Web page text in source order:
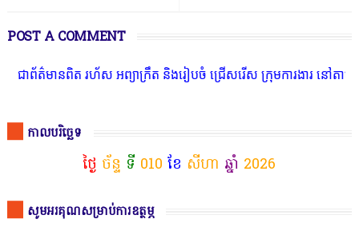
POST A COMMENT
អព្យាក្រឹត និងរៀបចំ ជ្រើសរើស ក្រុមការងារ នៅតាមបណ្តាលរាជធានី ខ
កាលបរិច្ឆេទ
ថ្ងៃ ច័ន្ទ ទី 010 ខែ សីហា ឆ្នាំ 2026
សូមអរគុណសម្រាប់ការឧត្ថម្ភ